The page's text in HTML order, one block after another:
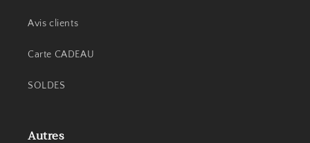
Avis clients
Carte CADEAU
SOLDES
Autres